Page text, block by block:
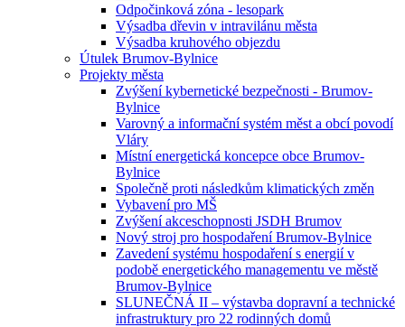
Odpočinková zóna - lesopark
Výsadba dřevin v intravilánu města
Výsadba kruhového objezdu
Útulek Brumov-Bylnice
Projekty města
Zvýšení kybernetické bezpečnosti - Brumov-
Bylnice
Varovný a informační systém měst a obcí povodí
Vláry
Místní energetická koncepce obce Brumov-
Bylnice
Společně proti následkům klimatických změn
Vybavení pro MŠ
Zvýšení akceschopnosti JSDH Brumov
Nový stroj pro hospodaření Brumov-Bylnice
Zavedení systému hospodaření s energií v
podobě energetického managementu ve městě
Brumov-Bylnice
SLUNEČNÁ II – výstavba dopravní a technické
infrastruktury pro 22 rodinných domů